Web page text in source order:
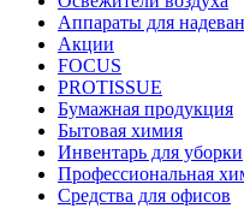
Аппараты для
Акции
FOCUS
PROTISSUE
Бумажная продукция
Бытовая химия
Инвентарь для уборки
Профессиональная
Средства для офисов